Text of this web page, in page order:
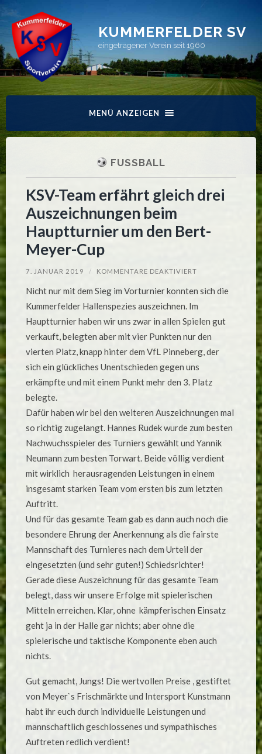
KUMMERFELDER SV
eingetragener Verein seit 1960
MENÜ ANZEIGEN
FUSSBALL
KSV-Team erfährt gleich drei
Auszeichnungen beim
Hauptturnier um den Bert-
Meyer-Cup
7. JANUAR 2019 / KOMMENTARE DEAKTIVIERT
ERFÄHRT
DREI
BEIM
UM
BERT-
CUP
Nicht nur mit dem Sieg im Vorturnier konnten sich die
Kummerfelder Hallenspezies auszeichnen. Im
Hauptturnier haben wir uns zwar in allen Spielen gut
verkauft, belegten aber mit vier Punkten nur den
vierten Platz, knapp hinter dem VfL Pinneberg, der
sich ein glückliches Unentschieden gegen uns
erkämpfte und mit einem Punkt mehr den 3. Platz
belegte.
Dafür haben wir bei den weiteren Auszeichnungen mal
so richtig zugelangt. Hannes Rudek wurde zum besten
Nachwuchsspieler des Turniers gewählt und Yannik
Neumann zum besten Torwart. Beide völlig verdient
mit wirklich herausragenden Leistungen in einem
insgesamt starken Team vom ersten bis zum letzten
Auftritt.
Und für das gesamte Team gab es dann auch noch die
besondere Ehrung der Anerkennung als die fairste
Mannschaft des Turnieres nach dem Urteil der
eingesetzten (und sehr guten!) Schiedsrichter!
Gerade diese Auszeichnung für das gesamte Team
belegt, dass wir unsere Erfolge mit spielerischen
Mitteln erreichen. Klar, ohne kämpferischen Einsatz
geht ja in der Halle gar nichts; aber ohne die
spielerische und taktische Komponente eben auch
nichts.
Gut gemacht, Jungs! Die wertvollen Preise , gestiftet
von Meyer`s Frischmärkte und Intersport Kunstmann
habt ihr euch durch individuelle Leistungen und
mannschaftlich geschlossenes und sympathisches
Auftreten redlich verdient!